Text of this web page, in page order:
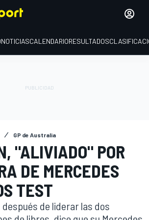
NOTICIASCALENDARIORESULTADOS
GP de Australia
"ALIVIADO" POR
DE MERCEDES
TEST
de liderar las dos